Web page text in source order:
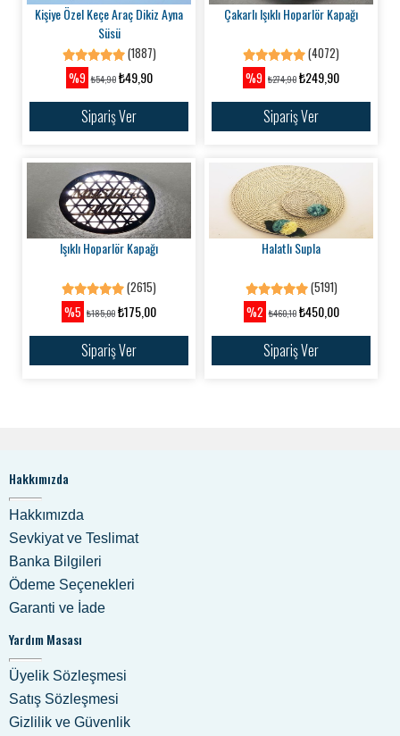
Kişiye Özel Keçe Araç Dikiz Ayna
Süsü
(1887)
%9 ₺54,90₺49,90
Sipariş Ver
Çakarlı Işıklı Hoparlör Kapağı
(4072)
%9 ₺274,90 ₺249,90
Sipariş Ver
Işıklı Hoparlör Kapağı
(2615)
%5 ₺185,00 ₺175,00
Sipariş Ver
Halatlı Supla
(5191)
%2 ₺460,10₺450,00
Sipariş Ver
Hakkımızda
Hakkımızda
Sevkiyat ve Teslimat
Banka Bilgileri
Ödeme Seçenekleri
Garanti ve İade
Yardım Masası
Üyelik Sözleşmesi
Satış Sözleşmesi
Gizlilik ve Güvenlik